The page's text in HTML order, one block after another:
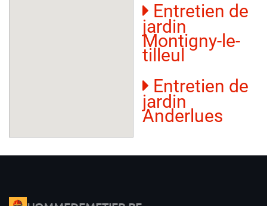
Entretien de
jardin
Montigny-le-
tilleul
Entretien de
jardin
Anderlues